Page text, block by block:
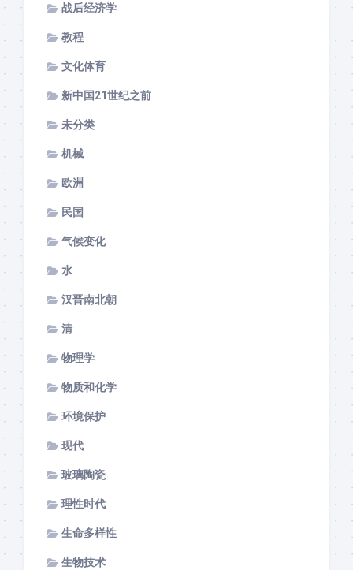
战后经济学
教程
文化体育
新中国21世纪之前
未分类
机械
欧洲
民国
气候变化
水
汉晋南北朝
清
物理学
物质和化学
环境保护
现代
玻璃陶瓷
理性时代
生命多样性
生物技术